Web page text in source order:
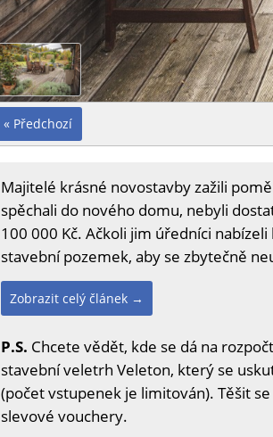
« Předchozí
Majitelé krásné novostavby zažili
spěchali do nového domu, nebyli
100 000 Kč. Ačkoli jim úředníci
stavební pozemek, aby se zbytečně
Zobrazit celý článek →
P.S. Chcete vědět, kde se dá na
stavební veletrh Veleton, který se
(počet vstupenek je limitován). Těšit
slevové vouchery.